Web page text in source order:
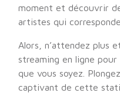
moment et découvrir
artistes qui
Alors, n’attendez plus
streaming en ligne
que vous soyez.
captivant de cette